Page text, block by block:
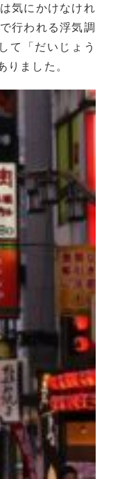
気にかけなけれ
行われる浮気調
て「だいじょう
ました。